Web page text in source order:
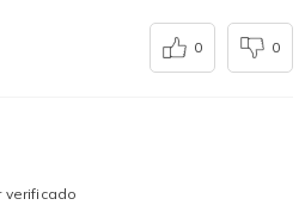
0 0
verificado